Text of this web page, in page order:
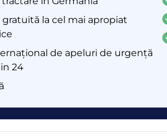
gratuită la cel mai apropiat
de apeluri de urgență
24